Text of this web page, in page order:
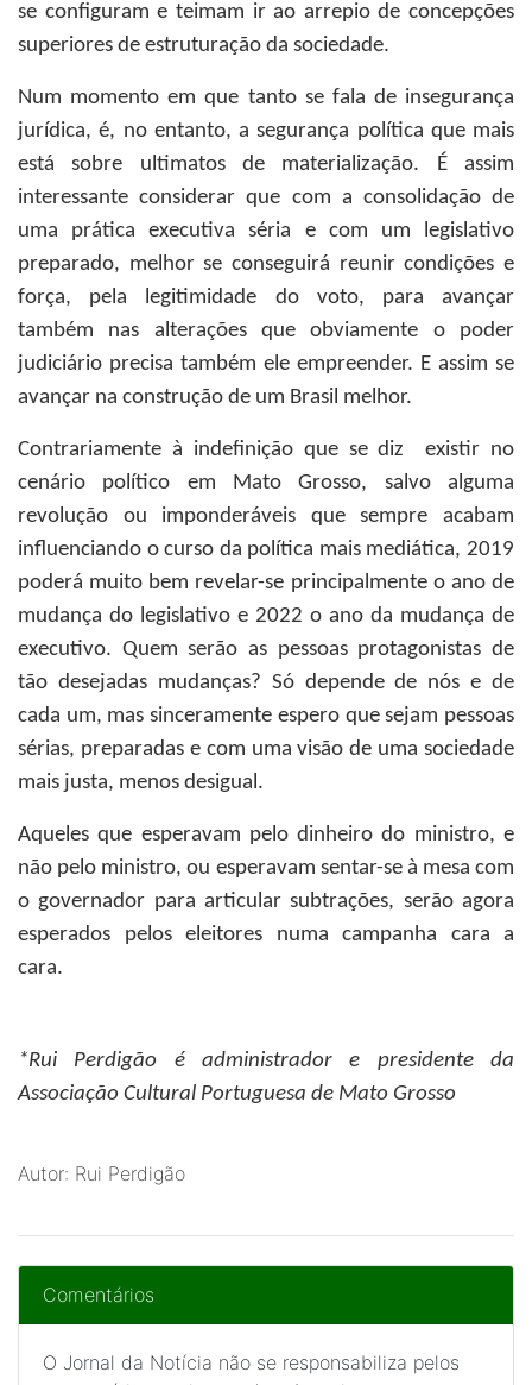
se configuram e teimam ir ao arrepio de concepções
superiores de estruturação da sociedade.
Num momento em que tanto se fala de insegurança
jurídica, é, no entanto, a segurança política que mais
está sobre ultimatos de materialização. É assim
interessante considerar que com a consolidação de
uma prática executiva séria e com um legislativo
preparado, melhor se conseguirá reunir condições e
força, pela legitimidade do voto, para avançar
também nas alterações que obviamente o poder
judiciário precisa também ele empreender. E assim se
avançar na construção de um Brasil melhor.
Contrariamente à indefinição que se diz existir no
cenário político em Mato Grosso, salvo alguma
revolução ou imponderáveis que sempre acabam
influenciando o curso da política mais mediática, 2019
poderá muito bem revelar-se principalmente o ano de
mudança do legislativo e 2022 o ano da mudança de
executivo. Quem serão as pessoas protagonistas de
tão desejadas mudanças? Só depende de nós e de
cada um, mas sinceramente espero que sejam pessoas
sérias, preparadas e com uma visão de uma sociedade
mais justa, menos desigual.
Aqueles que esperavam pelo dinheiro do ministro, e
não pelo ministro, ou esperavam sentar-se à mesa com
o governador para articular subtrações, serão agora
esperados pelos eleitores numa campanha cara a
cara.
*Rui Perdigão é administrador e presidente da
Associação Cultural Portuguesa de Mato Grosso
Autor: Rui Perdigão
Comentários
O Jornal da Notícia não se responsabiliza pelos